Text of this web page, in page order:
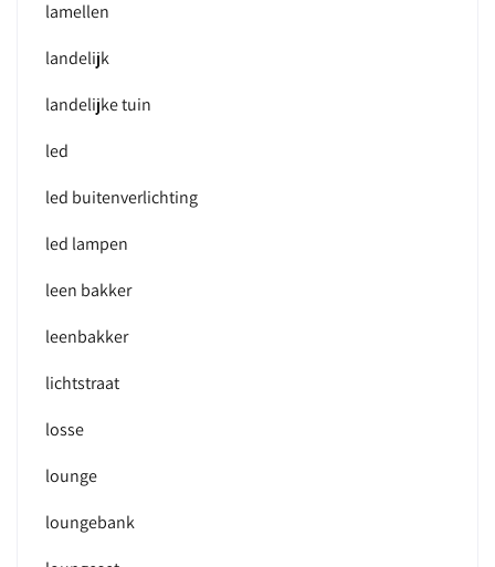
lamellen
landelijk
landelijke tuin
led
led buitenverlichting
led lampen
leen bakker
leenbakker
lichtstraat
losse
lounge
loungebank